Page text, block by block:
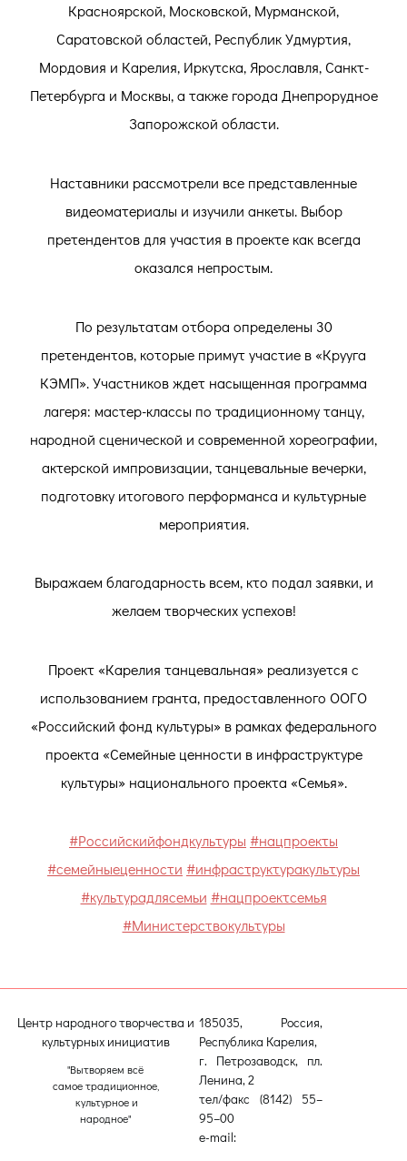
Красноярской, Московской, Мурманской,
Саратовской областей, Республик Удмуртия,
Мордовия и Карелия, Иркутска, Ярославля, Санкт-
Петербурга и Москвы, а также города Днепрорудное
Запорожской области.
Наставники рассмотрели все представленные
видеоматериалы и изучили анкеты. Выбор
претендентов для участия в проекте как всегда
оказался непростым.
По результатам отбора определены 30
претендентов, которые примут участие в «Крууга
КЭМП». Участников ждет насыщенная программа
лагеря: мастер-классы по традиционному танцу,
народной сценической и современной хореографии,
актерской импровизации, танцевальные вечерки,
подготовку итогового перформанса и культурные
мероприятия.
Выражаем благодарность всем, кто подал заявки, и
желаем творческих успехов!
Проект «Карелия танцевальная» реализуется с
использованием гранта, предоставленного ООГО
«Российский фонд культуры» в рамках федерального
проекта «Семейные ценности в инфраструктуре
культуры» национального проекта «Семья».
#Российскийфондкультуры #нацпроекты
#семейныеценности #инфраструктуракультуры
#культурадлясемьи #нацпроектсемья
#Министерствокультуры
Центр народного творчества и
культурных инициатив
"Вытворяем всё
самое традиционное,
культурное и
народное"
185035, Россия,
Республика Карелия,
г. Петрозаводск, пл.
Ленина, 2
тел/факс (8142) 55–
95–00
e-mail: